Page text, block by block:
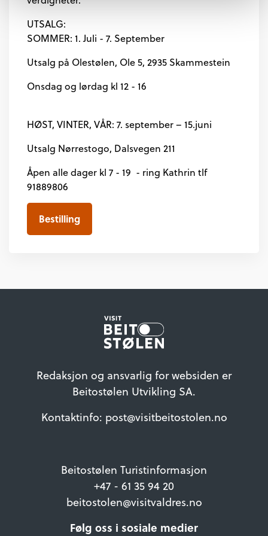
UTSALG:
SOMMER: 1. Juli - 7. September
Utsalg på Olestølen, Ole 5, 2935 Skammestein
Onsdag og lørdag kl 12 - 16
HØST, VINTER, VÅR: 7. september – 15.juni
Utsalg Nørrestogo, Dalsvegen 211
Åpen alle dager kl 7 - 19 - ring Kathrin tlf
91889806
Bestilling
Redaksjon og ansvarlig for websiden er
Beitostølen Utvikling SA.
Kontaktinfo: post@visitbeitostolen.no
Beitostølen Turistinformasjon
+47 - 61 35 94 20
beitostolen@visitvaldres.no
Følg oss i sosiale medier